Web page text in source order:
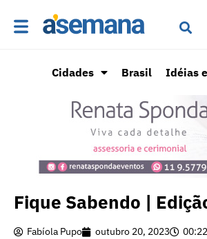
Cidades Brasil Idéias
Fique Sabendo |
Fabíola Pupo outubro 20, 2023 00:22